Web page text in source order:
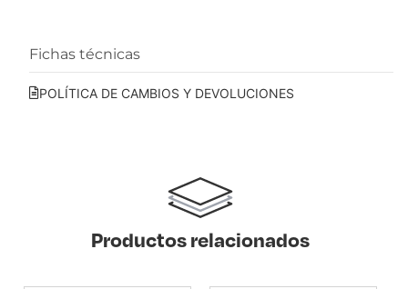
Fichas técnicas
POLÍTICA DE CAMBIOS Y DEVOLUCIONES
Productos relacionados